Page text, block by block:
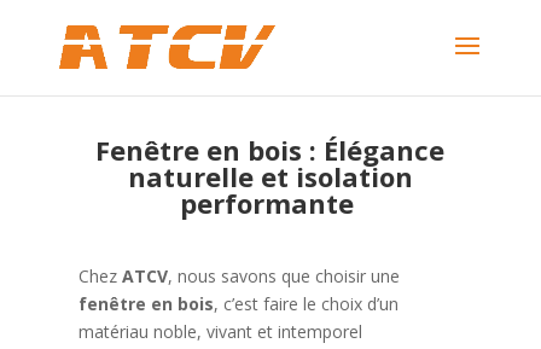
Fenêtre en bois : Élégance
naturelle et isolation
performante
Chez ATCV, nous savons que choisir une
fenêtre en bois, c’est faire le choix d’un
matériau noble, vivant et intemporel